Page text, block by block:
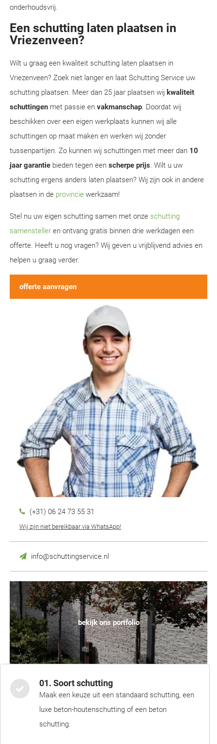
onderhoudsvrij.
Een schutting laten plaatsen in
Vriezenveen?
Wilt u graag een kwaliteit schutting laten plaatsen in
Vriezenveen? Zoek niet langer en laat Schutting Service uw
schutting plaatsen. Meer dan 25 jaar plaatsen wij kwaliteit
schuttingen met passie en vakmanschap. Doordat wij
beschikken over een eigen werkplaats kunnen wij alle
schuttingen op maat maken en werken wij zonder
tussenpartijen. Zo kunnen wij schuttingen met meer dan 10
jaar garantie bieden tegen een scherpe prijs. Wilt u uw
schutting ergens anders laten plaatsen? Wij zijn ook in andere
plaatsen in de provincie werkzaam!
Stel nu uw eigen schutting samen met onze schutting
samensteller en ontvang gratis binnen drie werkdagen een
offerte. Heeft u nog vragen? Wij geven u vrijblijvend advies en
helpen u graag verder.
offerte aanvragen
(+31) 06 24 73 55 31
Wij zijn niet bereikbaar via WhatsApp!
info@schuttingservice.nl
bekijk ons portfolio
01. Soort schutting
Maak een keuze uit een standaard schutting, een
luxe beton-houtenschutting of een beton
schutting.